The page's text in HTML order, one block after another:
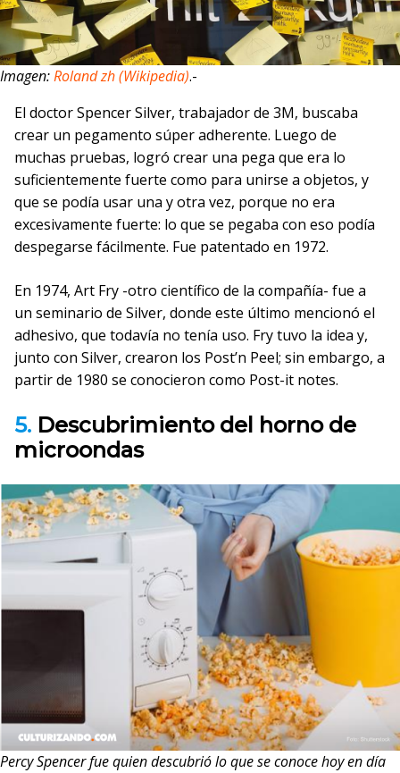
Imagen:Roland zh(Wikipedia).-
El doctor Spencer Silver, trabajador de 3M, buscaba
crear un pegamento súper adherente. Luego de
muchas pruebas, logró crear una pega que era lo
suficientemente fuerte como para unirse a objetos, y
que se podía usar una y otra vez, porque no era
excesivamente fuerte: lo que se pegaba con eso podía
despegarse fácilmente. Fue patentado en 1972.
En 1974, Art Fry -otro científico de la compañía- fue a
un seminario de Silver, donde este último mencionó el
adhesivo, que todavía no tenía uso. Fry tuvo la idea y,
junto con Silver, crearon los Post’n Peel; sin embargo, a
partir de 1980 se conocieron como Post-it notes.
5. Descubrimiento del horno de
microondas
Percy Spencer fue quien descubrió lo que se conoce hoy en día